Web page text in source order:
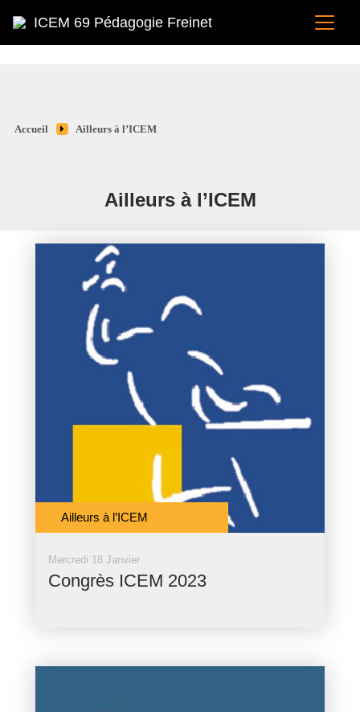
ICEM 69 Pédagogie Freinet
Accueil Ailleurs à l’ICEM
Ailleurs à l’ICEM
Ailleurs à l’ICEM
Mercredi 18 Janvier
Congrès ICEM 2023